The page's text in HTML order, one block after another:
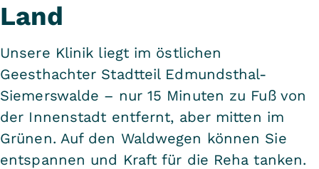
Land
Unsere Klinik liegt im östlichen
Geesthachter Stadtteil Edmundsthal-
Siemerswalde – nur 15 Minuten zu Fuß von
der Innenstadt entfernt, aber mitten im
Grünen. Auf den Waldwegen können Sie
entspannen und Kraft für die Reha tanken.